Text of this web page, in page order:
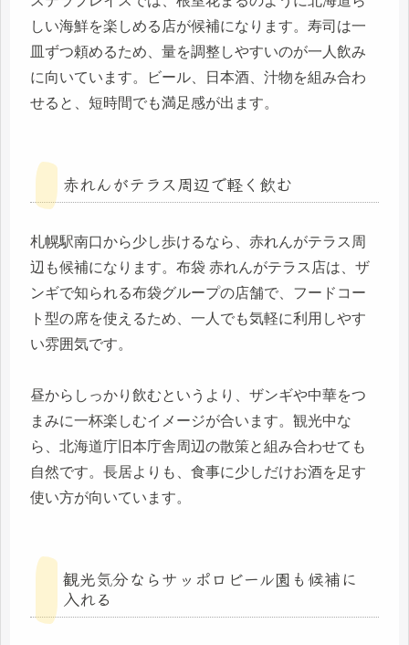
しい海鮮を楽しめる店が候補になります。寿司は一
皿ずつ頼めるため、量を調整しやすいのが一人飲み
に向いています。ビール、日本酒、汁物を組み合わ
せると、短時間でも満足感が出ます。
赤れんがテラス周辺で軽く飲む
札幌駅南口から少し歩けるなら、赤れんがテラス周
辺も候補になります。布袋 赤れんがテラス店は、ザ
ンギで知られる布袋グループの店舗で、フードコー
ト型の席を使えるため、一人でも気軽に利用しやす
い雰囲気です。
昼からしっかり飲むというより、ザンギや中華をつ
まみに一杯楽しむイメージが合います。観光中な
ら、北海道庁旧本庁舎周辺の散策と組み合わせても
自然です。長居よりも、食事に少しだけお酒を足す
使い方が向いています。
観光気分ならサッポロビール園も候補に
入れる